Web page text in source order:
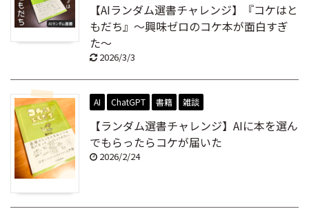
【AIランダム選書チャレンジ】『コケはと
もだち』～興味ゼロのコケ本が面白すぎ
た～
2026/3/3
AI ChatGPT 書籍 雑談
【ランダム選書チャレンジ】AIに本を選ん
でもらったらコケが届いた
2026/2/24